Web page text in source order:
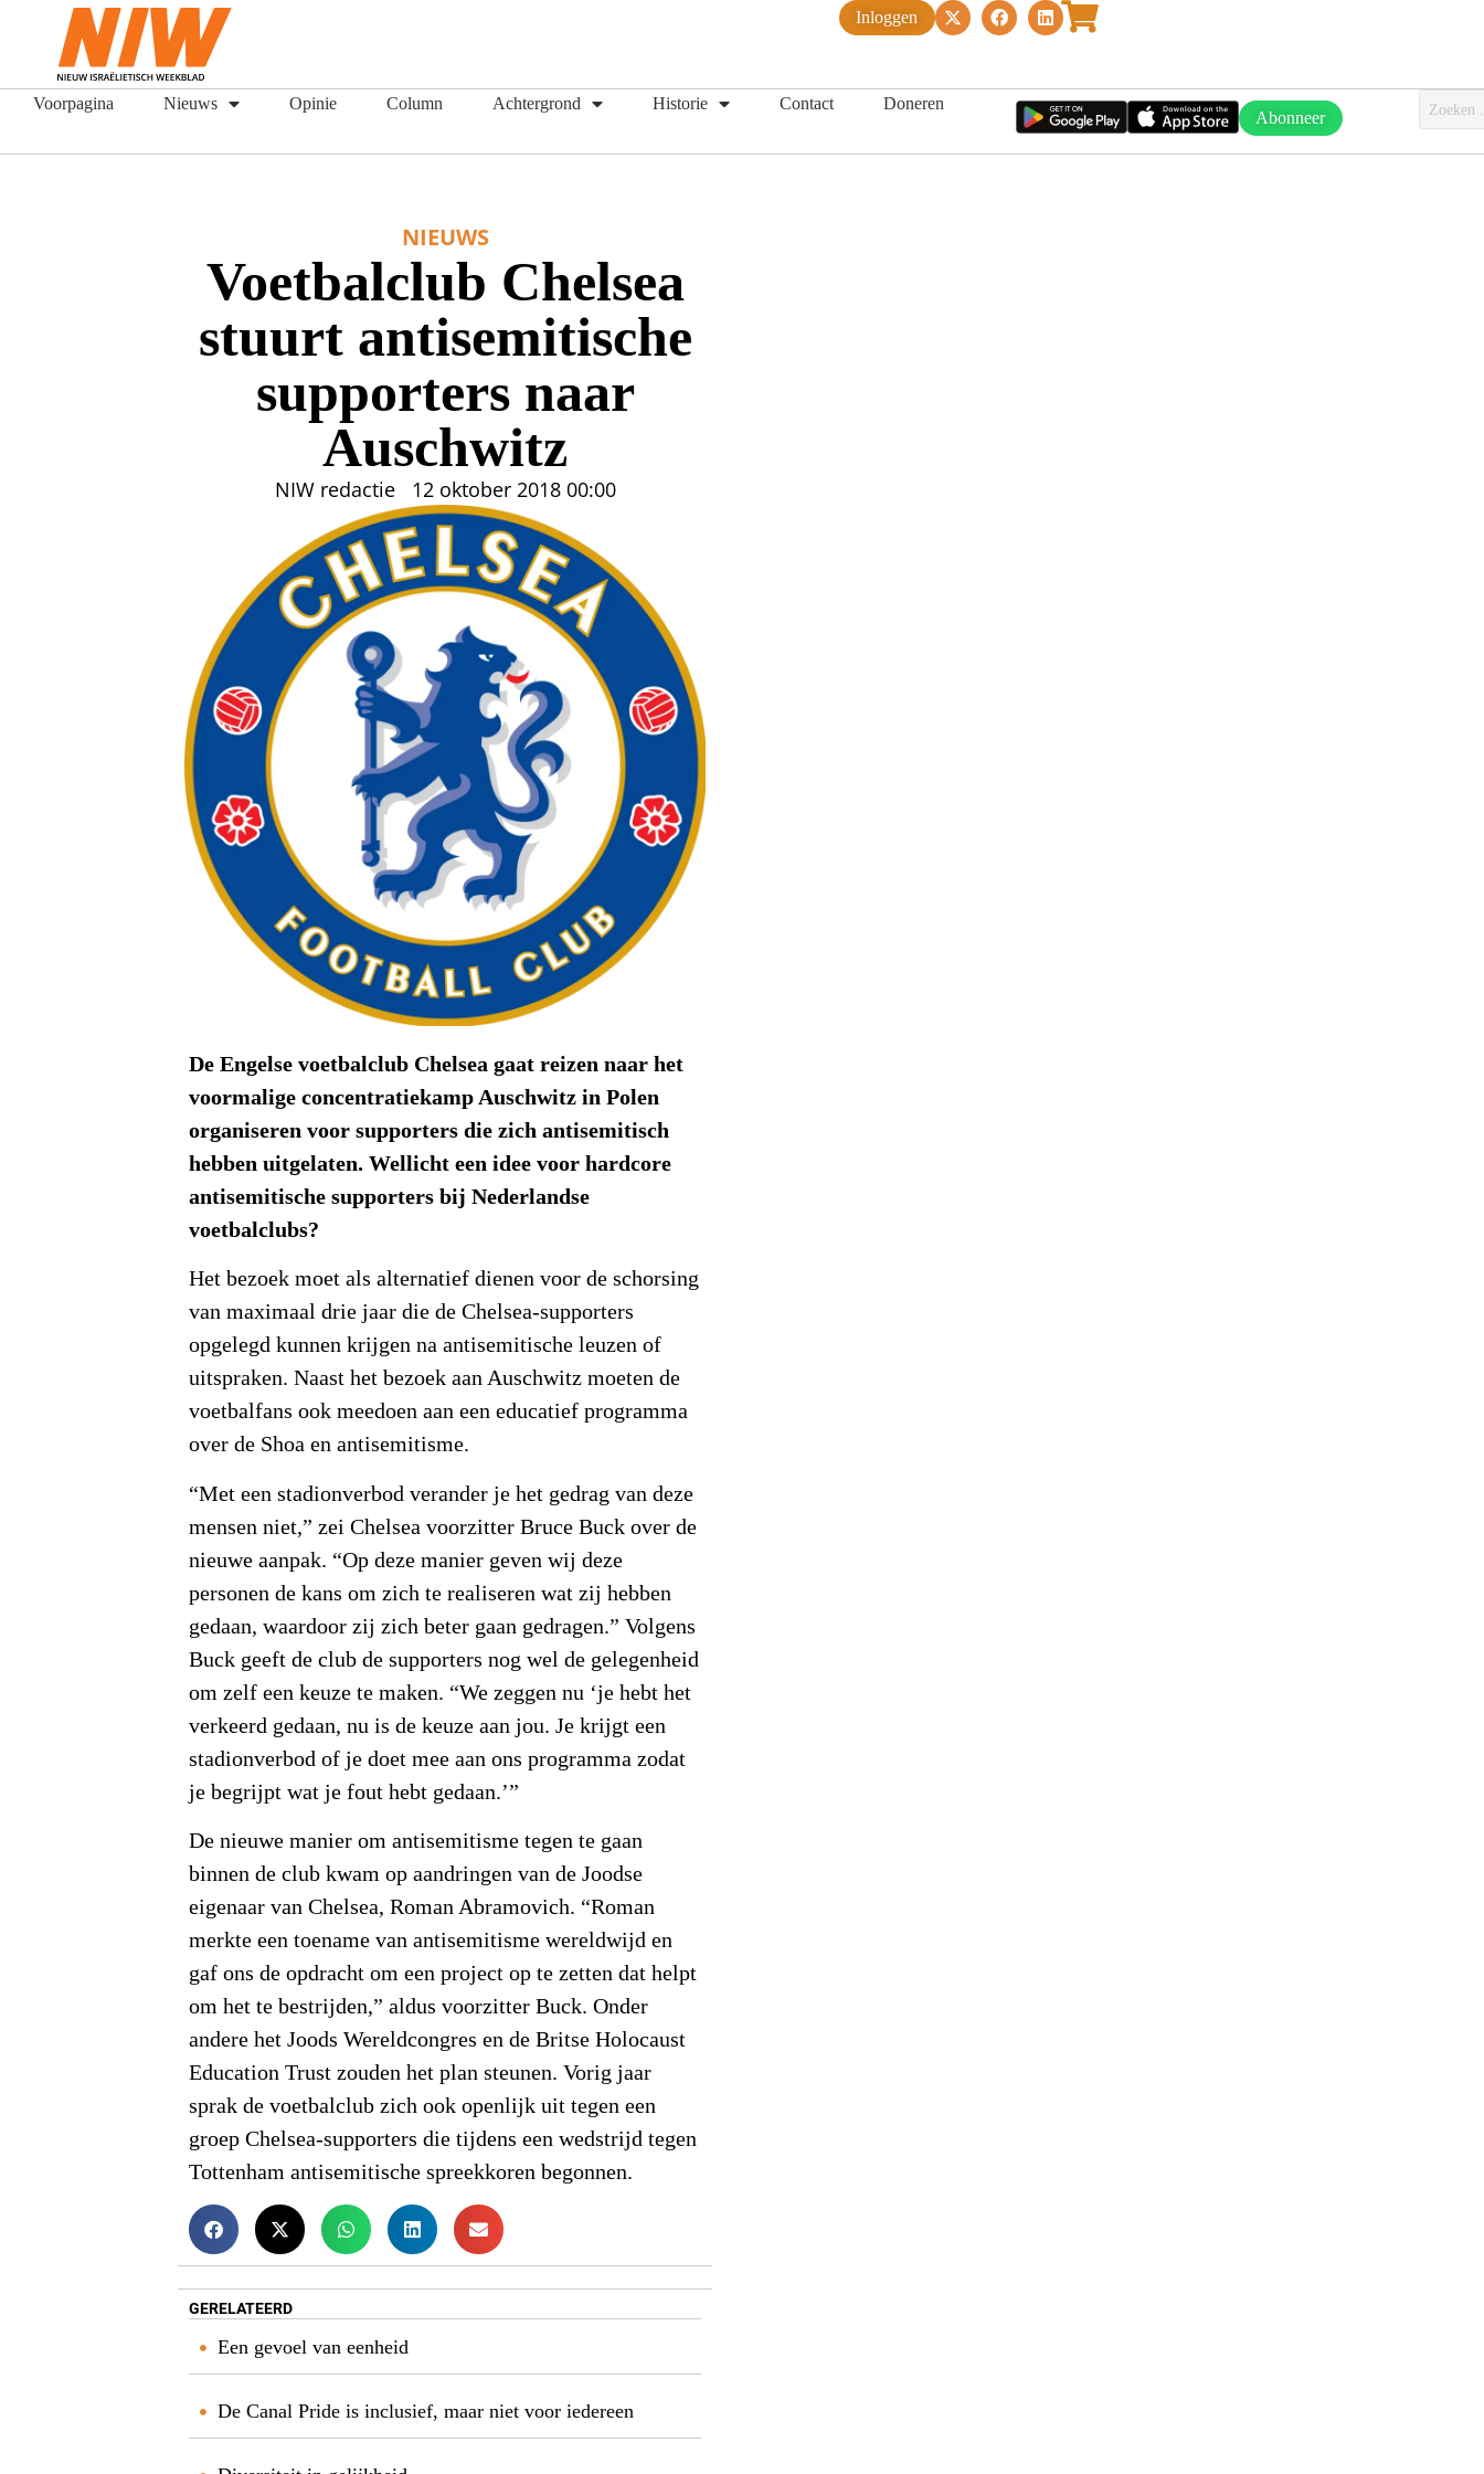
Inloggen
Voorpagina Nieuws Opinie Column Achtergrond Historie Contact Doneren
Abonneer
NIEUWS
Voetbalclub Chelsea
stuurt antisemitische
supporters naar
Auschwitz
NIW redactie 12 oktober 2018 00:00
De Engelse voetbalclub Chelsea gaat reizen naar het
voormalige concentratiekamp Auschwitz in Polen
organiseren voor supporters die zich antisemitisch
hebben uitgelaten. Wellicht een idee voor hardcore
antisemitische supporters bij Nederlandse
voetbalclubs?
Het bezoek moet als alternatief dienen voor de schorsing
van maximaal drie jaar die de Chelsea-supporters
opgelegd kunnen krijgen na antisemitische leuzen of
uitspraken. Naast het bezoek aan Auschwitz moeten de
voetbalfans ook meedoen aan een educatief programma
over de Shoa en antisemitisme.
“Met een stadionverbod verander je het gedrag van deze
mensen niet,” zei Chelsea voorzitter Bruce Buck over de
nieuwe aanpak. “Op deze manier geven wij deze
personen de kans om zich te realiseren wat zij hebben
gedaan, waardoor zij zich beter gaan gedragen.” Volgens
Buck geeft de club de supporters nog wel de gelegenheid
om zelf een keuze te maken. “We zeggen nu ‘je hebt het
verkeerd gedaan, nu is de keuze aan jou. Je krijgt een
stadionverbod of je doet mee aan ons programma zodat
je begrijpt wat je fout hebt gedaan.’”
De nieuwe manier om antisemitisme tegen te gaan
binnen de club kwam op aandringen van de Joodse
eigenaar van Chelsea, Roman Abramovich. “Roman
merkte een toename van antisemitisme wereldwijd en
gaf ons de opdracht om een project op te zetten dat helpt
om het te bestrijden,” aldus voorzitter Buck. Onder
andere het Joods Wereldcongres en de Britse Holocaust
Education Trust zouden het plan steunen. Vorig jaar
sprak de voetbalclub zich ook openlijk uit tegen een
groep Chelsea-supporters die tijdens een wedstrijd tegen
Tottenham antisemitische spreekkoren begonnen.
GERELATEERD
Een gevoel van eenheid
De Canal Pride is inclusief, maar niet voor iedereen